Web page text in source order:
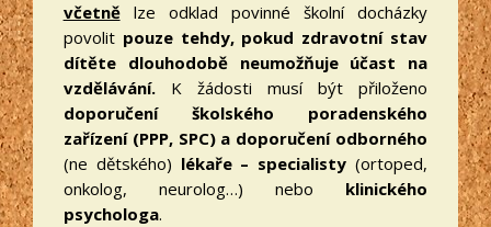
včetnělze odklad povinné školní docházky
povolit pouze tehdy, pokud zdravotní stav
dítěte dlouhodobě neumožňuje účast na
vzdělávání.K žádosti musí být přiloženo
doporučení školského poradenského
zařízení (PPP, SPC) a doporučení odborného
(ne dětského) lékaře – specialisty(ortoped,
onkolog, neurolog…) nebo klinického
psychologa.